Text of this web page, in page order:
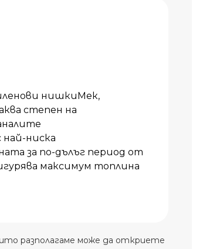
нишкиМек,
степен на
най-ниска
за по-дълъг период от
максимум топлина
разполагаме може да откриете